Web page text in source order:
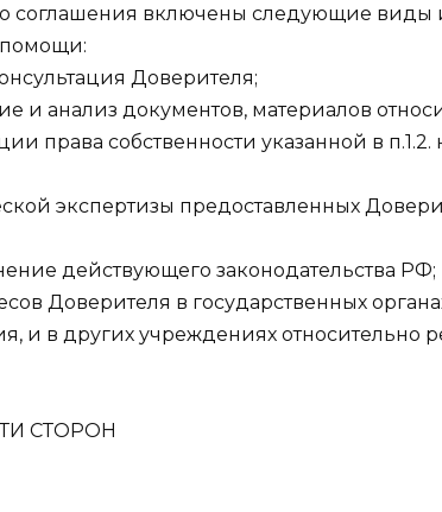
соглашения включены следующие
Доверителя;
и анализ документов, материалов
права собственности указанной в п.1.2.
экспертизы предоставленных
действующего законодательства РФ;
Доверителя в государственных
и в других учреждениях относительно
СТОРОН